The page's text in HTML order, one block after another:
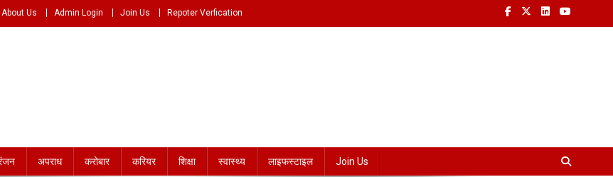
About Us Admin Login Join Us Repoter Verfication
अपराध करोबार करियर शिक्षा स्वास्थ्य लाइफस्टाइल Join Us